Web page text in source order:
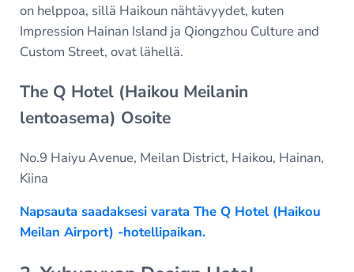
on helppoa, sillä Haikoun nähtävyydet, kuten
Impression Hainan Island ja Qiongzhou Culture and
Custom Street, ovat lähellä.
The Q Hotel (Haikou Meilanin
lentoasema) Osoite
No.9 Haiyu Avenue, Meilan District, Haikou, Hainan,
Kiina
Napsauta saadaksesi varata The Q Hotel (Haikou
Meilan Airport) -hotellipaikan.